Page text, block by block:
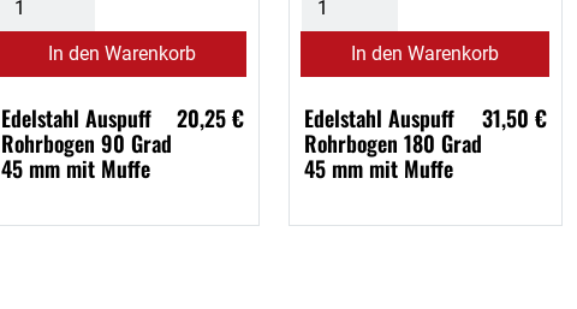
In den Warenkorb
Edelstahl Auspuff
Rohrbogen 90 Grad
45 mm mit Muffe
20,25 €
In den Warenkorb
Edelstahl Auspuff
Rohrbogen 180 Grad
45 mm mit Muffe
31,50 €